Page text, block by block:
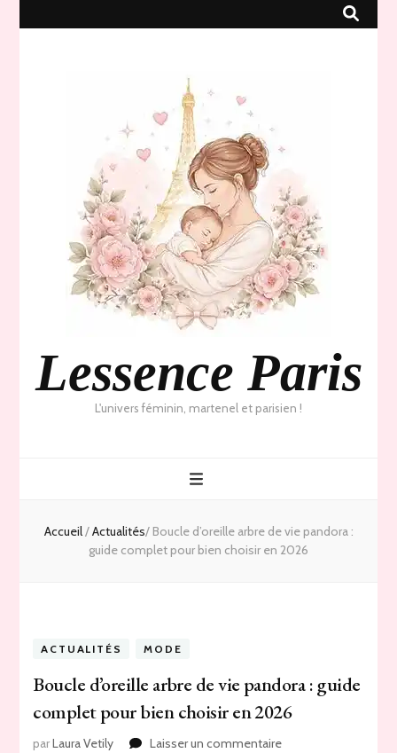
Lessence Paris
L'univers féminin, martenel et parisien !
Accueil/Actualités/ Boucle d’oreille arbre de vie pandora :
guide complet pour bien choisir en 2026
ACTUALITÉS MODE
Boucle d’oreille arbre de vie pandora : guide
complet pour bien choisir en 2026
parLaura Vetily Laisser un commentairesur